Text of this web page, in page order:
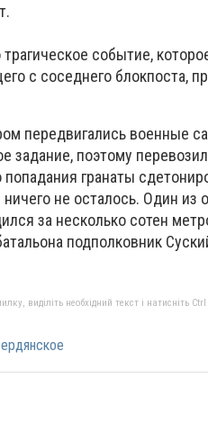
событие,
с соседнего блокпоста,
передвигались военные
задание, поэтому
попадания гранаты
не осталось. Один из
за несколько сотен
подполковник
виділіть необхідний текст і натисніть